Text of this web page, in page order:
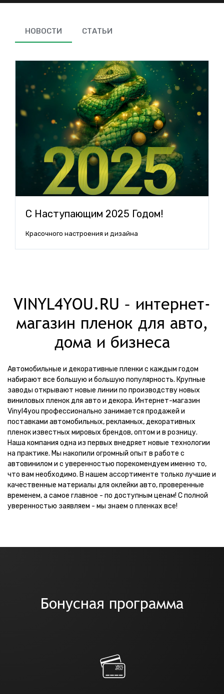
НОВОСТИ СТАТЬИ
С Наступающим 2025 Годом!
Красочного настроения и дизайна
VINYL4YOU.RU – интернет-
магазин пленок для авто,
дома и бизнеса
Автомобильные и декоративные пленки с каждым годом
набирают все большую и большую популярность. Крупные
заводы открывают новые линии по производству новых
виниловых пленок для авто и декора. Интернет-магазин
Vinyl4you профессионально занимается продажей и
поставками автомобильных, рекламных, декоративных
пленок известных мировых брендов, оптом и в розницу.
Наша компания одна из первых внедряет новые технологии
на практике. Мы накопили огромный опыт в работе с
автовинилом и с уверенностью порекомендуем именно то,
что вам необходимо. В нашем ассортименте только лучшие и
качественные материалы для оклейки авто, проверенные
временем, а самое главное - по доступным ценам! С полной
уверенностью заявляем - мы знаем о пленках все!
Бонусная программа